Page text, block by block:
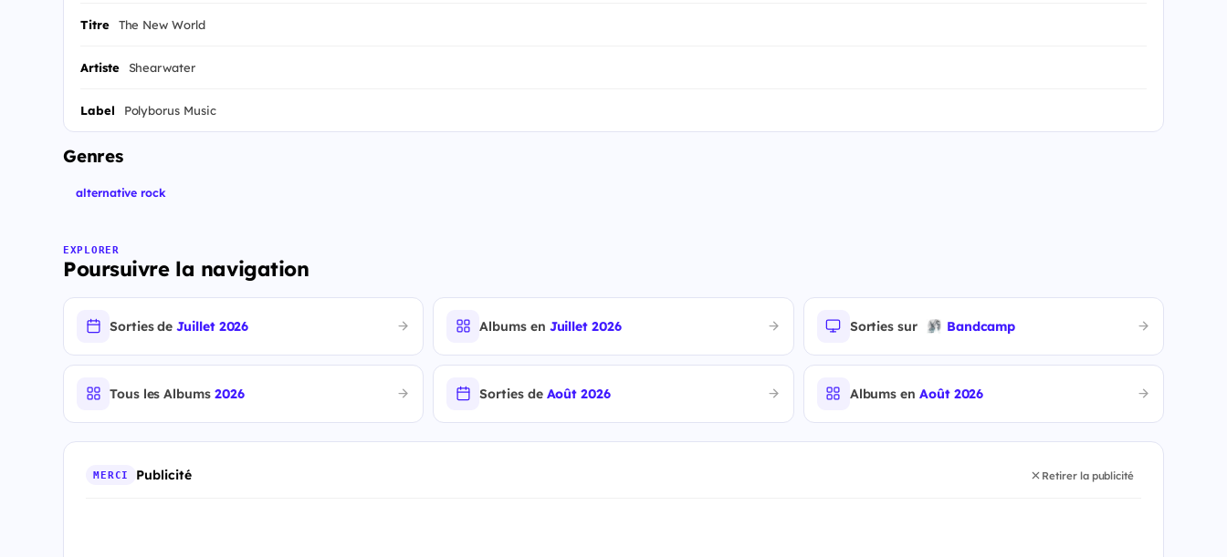
Titre The New World
Artiste Shearwater
Label Polyborus Music
Genres
alternative rock
EXPLORER
Poursuivre la navigation
Sorties deJuillet 2026 Albums en Juillet 2026 Sorties sur Bandcamp
Tous les Albums 2026 Sorties de Août 2026 Albums en Août 2026
MERCI Publicité Retirer la publicité